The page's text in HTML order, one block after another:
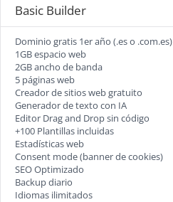
Basic Builder
Dominio gratis 1er año (.es o .com.es)
1GB espacio web
2GB ancho de banda
5 páginas web
Creador de sitios web gratuito
Generador de texto con IA
Editor Drag and Drop sin código
+100 Plantillas incluidas
Estadísticas web
Consent mode (banner de cookies)
SEO Optimizado
Backup diario
Idiomas ilimitados